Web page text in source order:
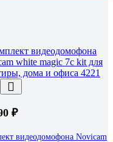
₽
видеодомофона Novicam